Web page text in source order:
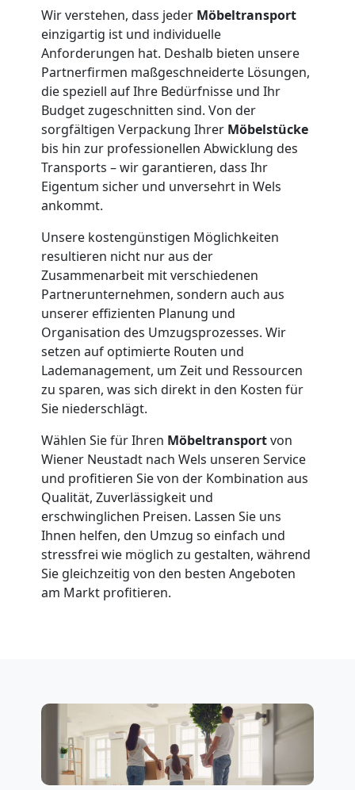
Wir verstehen, dass jeder Möbeltransport
einzigartig ist und individuelle
Anforderungen hat. Deshalb bieten unsere
Partnerfirmen maßgeschneiderte Lösungen,
die speziell auf Ihre Bedürfnisse und Ihr
Budget zugeschnitten sind. Von der
sorgfältigen Verpackung Ihrer Möbelstücke
bis hin zur professionellen Abwicklung des
Transports – wir garantieren, dass Ihr
Eigentum sicher und unversehrt in Wels
ankommt.
Unsere kostengünstigen Möglichkeiten
resultieren nicht nur aus der
Zusammenarbeit mit verschiedenen
Partnerunternehmen, sondern auch aus
unserer effizienten Planung und
Organisation des Umzugsprozesses. Wir
setzen auf optimierte Routen und
Lademanagement, um Zeit und Ressourcen
zu sparen, was sich direkt in den Kosten für
Sie niederschlägt.
Wählen Sie für Ihren Möbeltransportvon
Wiener Neustadt nach Wels unseren Service
und profitieren Sie von der Kombination aus
Qualität, Zuverlässigkeit und
erschwinglichen Preisen. Lassen Sie uns
Ihnen helfen, den Umzug so einfach und
stressfrei wie möglich zu gestalten, während
Sie gleichzeitig von den besten Angeboten
am Markt profitieren.
LKW
Möbellift
Wiener
Neustadt
Übersiedlung
Wiener
Neustadt
Klaviertransport
Wiener
Neustadt
Privatumzug
Wiener
Neustadt
Wiener
Neustadt